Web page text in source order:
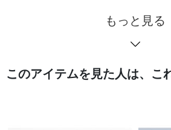
もっと見る
このアイテムを見た人は、こ